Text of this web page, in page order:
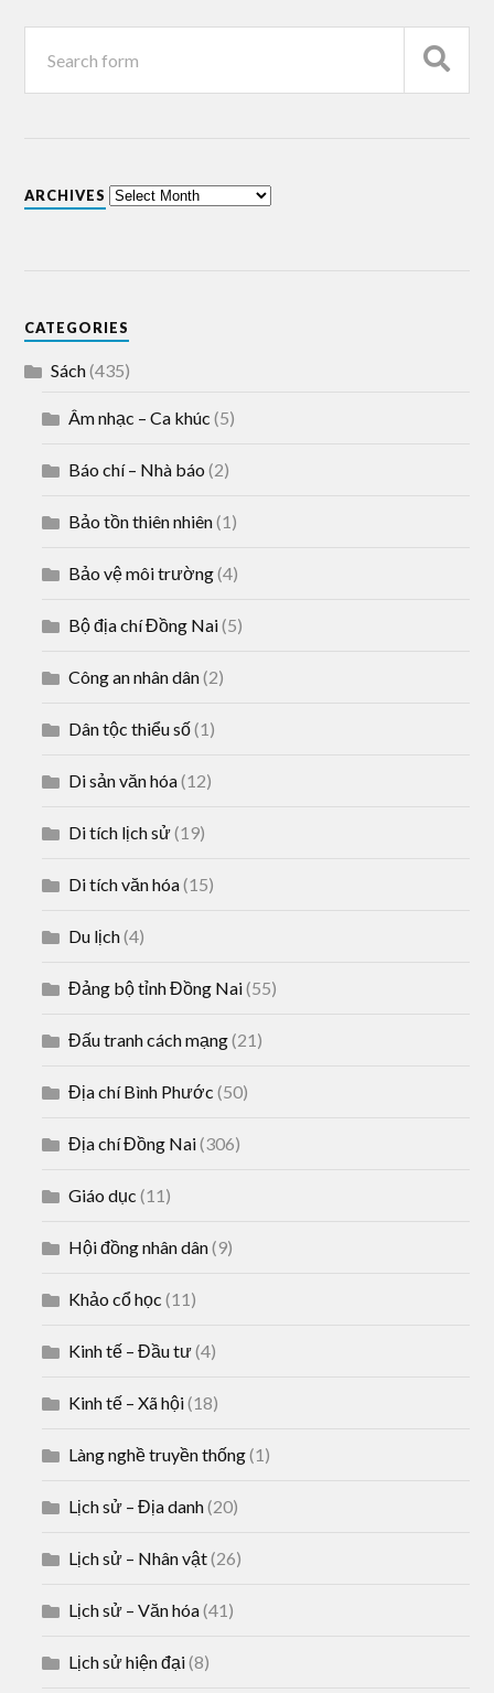
ARCHIVES
CATEGORIES
Sách(435)
Âm nhạc – Ca khúc (5)
Báo chí – Nhà báo (2)
Bảo tồn thiên nhiên(1)
Bảo vệ môi trường(4)
Bộ địa chí Đồng Nai(5)
Công an nhân dân(2)
Dân tộc thiểu số(1)
Di sản văn hóa(12)
Di tích lịch sử(19)
Di tích văn hóa(15)
Du lịch(4)
Đảng bộ tỉnh Đồng Nai(55)
Đấu tranh cách mạng(21)
Địa chí Bình Phước (50)
Địa chí Đồng Nai(306)
Giáo dục (11)
Hội đồng nhân dân(9)
Khảo cổ học (11)
Kinh tế – Đầu tư(4)
Kinh tế – Xã hội(18)
Làng nghề truyền thống(1)
Lịch sử – Địa danh(20)
Lịch sử – Nhân vật(26)
Lịch sử – Văn hóa(41)
Lịch sử hiện đại(8)